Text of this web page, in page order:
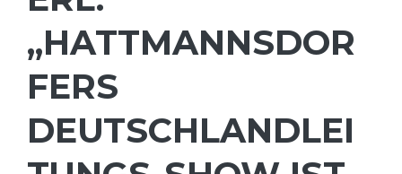
„HATTMANNSDOR
FERS
DEUTSCHLANDLEI